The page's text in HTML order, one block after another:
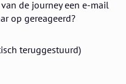
de journey een e-mail
op gereageerd?
teruggestuurd)